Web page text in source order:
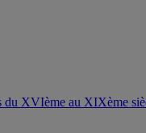
du XVIème au XIXème